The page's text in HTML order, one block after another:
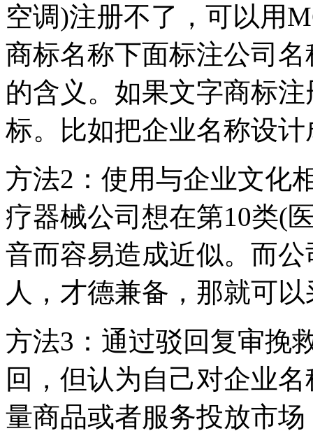
空调)注册不了，可以用
商标名称下面标注公司
的含义。如果文字商标
标。比如把企业名称设
方法2：使用与企业文化
疗器械公司想在第10类(
音而容易造成近似。而
人，才德兼备，那就可
方法3：通过驳回复审挽
回，但认为自己对企业
量商品或者服务投放市